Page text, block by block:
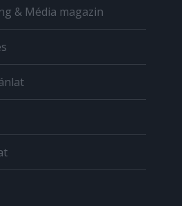
& Média magazin